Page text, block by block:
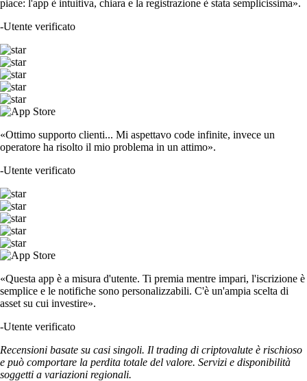
piace: l'app è intuitiva, chiara e la registrazione è stata semplicissima».
-Utente verificato
«Ottimo supporto clienti... Mi aspettavo code infinite, invece un
operatore ha risolto il mio problema in un attimo».
-Utente verificato
«Questa app è a misura d'utente. Ti premia mentre impari, l'iscrizione è
semplice e le notifiche sono personalizzabili. C'è un'ampia scelta di
asset su cui investire».
-Utente verificato
Recensioni basate su casi singoli. Il trading di criptovalute è rischioso
e può comportare la perdita totale del valore. Servizi e disponibilità
soggetti a variazioni regionali.